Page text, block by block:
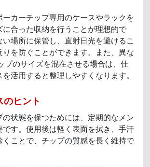
ーカーチップ専用のケースやラックを
に合った収納を行うことが理想的で
場所に保管し、直射日光を避けるこ
りを防ぐことができます。また、異な
プのサイズを混在させる場合は、仕
活用すると整理しやすくなります。
のヒント
の状態を保つためには、定期的なメン
です。使用後は軽く表面を拭き、手汗
くことで、チップの質感を長く維持で